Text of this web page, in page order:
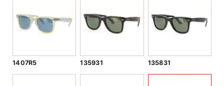
1407R5 135931 135831